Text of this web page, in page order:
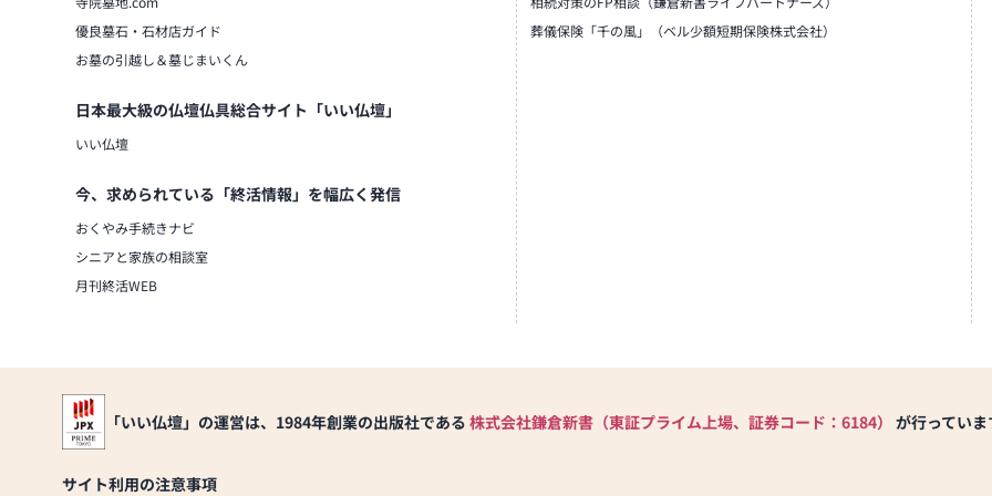
優良墓石・石材店ガイド
お墓の引越し＆墓じまいくん
日本最大級の仏壇仏具総合サイト「いい仏壇」
いい仏壇
今、求められている「終活情報」を幅広く発信
おくやみ手続きナビ
シニアと家族の相談室
月刊終活WEB
葬儀保険「千の風」（ベル少額短期保険株式会社）
「いい仏壇」の運営は、1984年創業の出版社である 株式会社鎌倉新書（東証プライム上場、証券コード：6184） が行っていま
サイト利用の注意事項